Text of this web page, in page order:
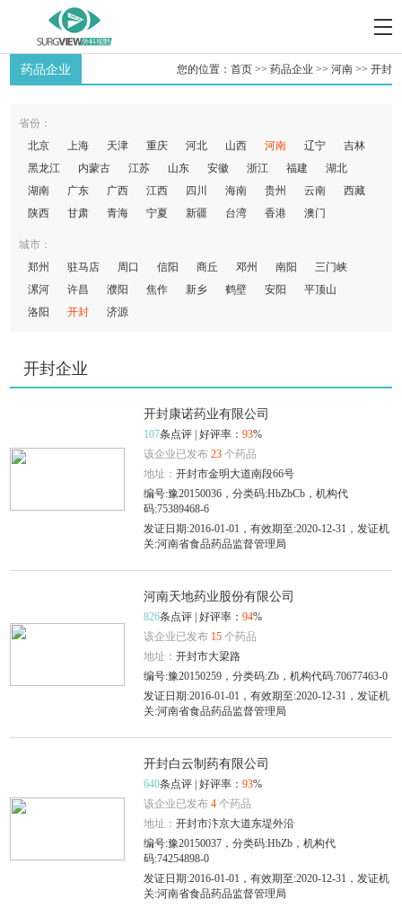
药品企业 您的位置： 首页>> 药品企业 >> 河南>> 开封
省份：
北京
上海 天津 重庆 河北 山西 河南 辽宁
吉林
黑龙江
内蒙古 江苏 山东 安徽 浙江 福建
湖北
湖南
广东 广西 江西 四川 海南 贵州 云南
西藏
陕西
甘肃 青海 宁夏 新疆 台湾 香港 澳门
城市：
郑州
驻马店 周口 信阳 商丘 邓州 南阳
三门峡
漯河
许昌 濮阳 焦作 新乡 鹤壁 安阳
平顶山
洛阳
开封 济源
开封企业
开封康诺药业有限公司
107条点评 | 好评率：93%
该企业已发布23 个药品
地址：开封市金明大道南段66号
编号:豫20150036，分类码:HbZbCb，机构代
码:75389468-6
发证日期:2016-01-01，有效期至:2020-12-31，发证机
关:河南省食品药品监督管理局
河南天地药业股份有限公司
826条点评 | 好评率：94%
该企业已发布 15 个药品
地址：开封市大梁路
编号:豫20150259，分类码:Zb，机构代码:70677463-0
发证日期:2016-01-01，有效期至:2020-12-31，发证机
关:河南省食品药品监督管理局
开封白云制药有限公司
640条点评 | 好评率：93%
该企业已发布4 个药品
地址：开封市汴京大道东堤外沿
编号:豫20150037，分类码:HbZb，机构代
码:74254898-0
发证日期:2016-01-01，有效期至:2020-12-31，发证机
关:河南省食品药品监督管理局